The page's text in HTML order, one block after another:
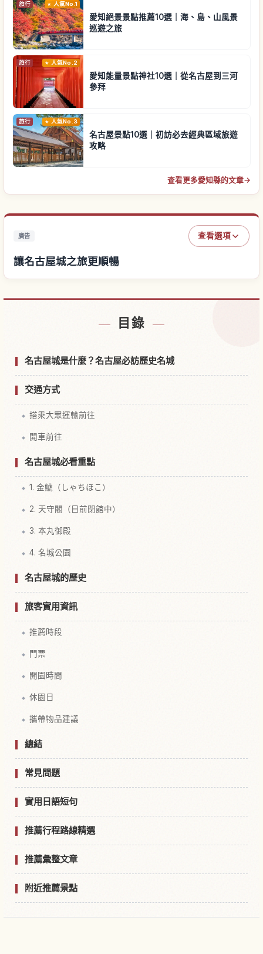
旅行 人氣No.1
愛知絕景景點推薦10選｜海、島、山風景
巡遊之旅
旅行 人氣No.2
愛知能量景點神社10選｜從名古屋到三河
參拜
旅行 人氣No.3
名古屋景點10選｜初訪必去經典區域旅遊
攻略
查看更多愛知縣的文章→
廣告 查看選項
讓名古屋城之旅更順暢
目錄
名古屋城是什麼？名古屋必訪歷史名城
交通方式
搭乘大眾運輸前往
開車前往
名古屋城必看重點
1. 金鯱（しゃちほこ）
2. 天守閣（目前閉館中）
3. 本丸御殿
4. 名城公園
名古屋城的歷史
旅客實用資訊
推薦時段
門票
開園時間
休園日
攜帶物品建議
總結
常見問題
實用日語短句
推薦行程路線精選
推薦彙整文章
附近推薦景點